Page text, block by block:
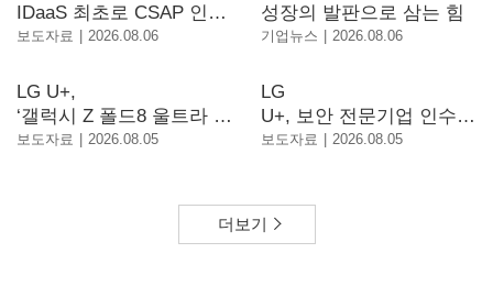
IDaaS 최초로 CSAP 인증
획득
보도자료 2026.08.06
성장의 발판으로 삼는 힘
기업뉴스 2026.08.06
LG U+,
‘갤럭시 Z 폴드8 울트라 ·
폴드8 · 플립8’ 개통 시작
보도자료 2026.08.05
LG
U+, 보안 전문기업 인수…
전사 보안 대응 체계 고도
보도자료 2026.08.05
더보기